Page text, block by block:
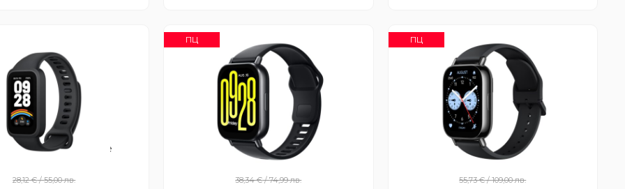
Smart Band 9 Active
28,12€/55,00лв.
ПЦ
Redmi Watch 5 Active
38,34€/74,99лв.
ПЦ
Redmi Watch 5 Lite
55,73€/109,00лв.